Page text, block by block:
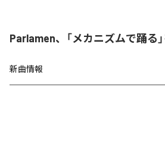
Parlamen、「メカニズムで踊る
新曲情報